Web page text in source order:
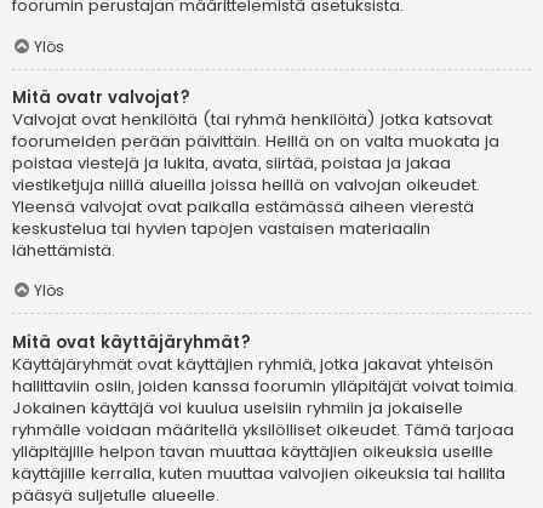
foorumin perustajan määrittelemistä asetuksista.
Ylös
Mitä ovatr valvojat?
Valvojat ovat henkilöitä (tai ryhmä henkilöitä) jotka katsovat
foorumeiden perään päivittäin. Heillä on on valta muokata ja
poistaa viestejä ja lukita, avata, siirtää, poistaa ja jakaa
viestiketjuja niillä alueilla joissa heillä on valvojan oikeudet.
Yleensä valvojat ovat paikalla estämässä aiheen vierestä
keskustelua tai hyvien tapojen vastaisen materiaalin
lähettämistä.
Ylös
Mitä ovat käyttäjäryhmät?
Käyttäjäryhmät ovat käyttäjien ryhmiä, jotka jakavat yhteisön
hallittaviin osiin, joiden kanssa foorumin ylläpitäjät voivat toimia.
Jokainen käyttäjä voi kuulua useisiin ryhmiin ja jokaiselle
ryhmälle voidaan määritellä yksilölliset oikeudet. Tämä tarjoaa
ylläpitäjille helpon tavan muuttaa käyttäjien oikeuksia useille
käyttäjille kerralla, kuten muuttaa valvojien oikeuksia tai hallita
pääsyä suljetulle alueelle.